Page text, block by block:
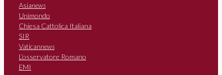
Asianews
Unimondo
Chiesa Cattolica Italiana
SIR
Vaticannews
L’osservatore Romano
EMI